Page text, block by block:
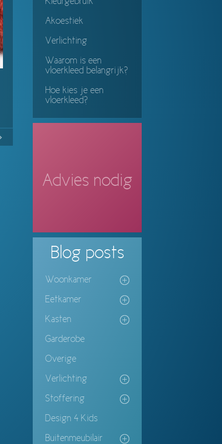
Akoestiek
Verlichting
Waarom is een
vloerkleed belangrijk?
Hoe kies je een
vloerkleed?
Advies nodig
Blog posts
Woonkamer
Eetkamer
Kasten
Garderobe
Overige
Verlichting
Stoffering
Design 4 Kids
Buitenmeubilair